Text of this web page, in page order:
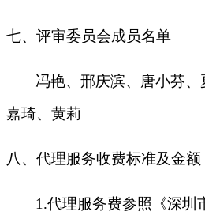
七、评审委员会成员名单
冯艳、 邢庆滨、 唐小芬、
嘉琦、黄莉
八、代理服务收费标准及金额
1 .代理服务费参照《深圳